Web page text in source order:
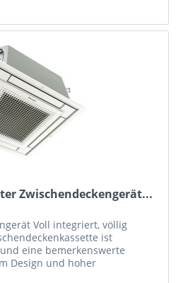
Zwischendeckengerät...
Voll integriert, völlig
ist
eine bemerkenswerte
Design und hoher